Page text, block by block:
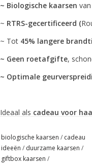
~ Biologische kaarsen
~ RTRS-gecertificeerd (
~ Tot 45% langere
~ Geen roetafgifte,
~ Optimale
Ideaal als cadeau voor
biologische kaarsen / cadeau
ideeën / duurzame kaarsen /
giftbox kaarsen /